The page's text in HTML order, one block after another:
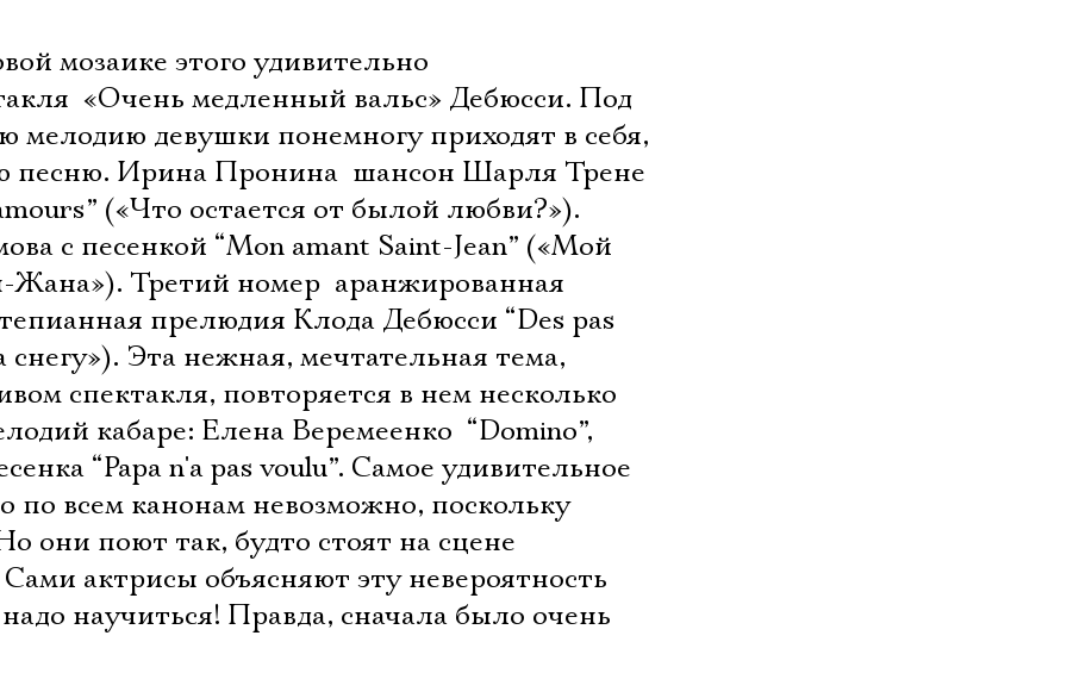
мозаике этого удивительно
 «Очень медленный вальс» Дебюсси. Под
мелодию девушки понемногу приходят в себя,
песню. Ирина Пронина  шансон Шарля Трене
(«Что остается от былой любви?»).
с песенкой “Mon amant Saint-Jean” («Мой
Третий номер  аранжированная
прелюдия Клода Дебюсси “Des pas
Эта нежная, мечтательная тема,
спектакля, повторяется в нем несколько
кабаре: Елена Веремеенко  “Domino”,
“Papa n'a pas voulu”. Самое удивительное 
по всем канонам невозможно, поскольку
они поют так, будто стоят на сцене
Сами актрисы объясняют эту невероятность
научиться! Правда, сначала было очень
Имя
Ознакомиться